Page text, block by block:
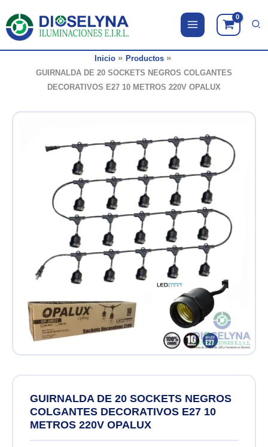
contenido
Inicio
Productos
GUIRNALDA DE 20 SOCKETS NEGROS COLGANTES
DECORATIVOS E27 10 METROS 220V OPALUX
GUIRNALDA DE 20 SOCKETS NEGROS
COLGANTES DECORATIVOS E27 10
METROS 220V OPALUX